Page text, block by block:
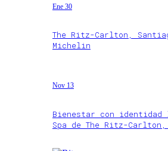
Ene 30
The Ritz-Carlton,
Michelin
Nov 13
Bienestar con identidad
Spa de The Ritz-